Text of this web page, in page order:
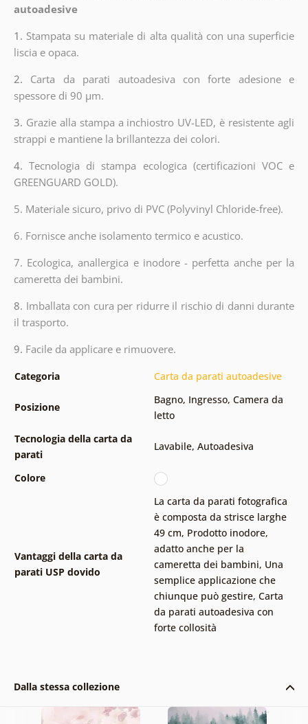
autoadesive
1. Stampata su materiale di alta qualità con una superficie
liscia e opaca.
2. Carta da parati autoadesiva con forte adesione e
spessore di 90 µm.
3. Grazie alla stampa a inchiostro UV-LED, è resistente agli
strappi e mantiene la brillantezza dei colori.
4.Tecnologia di stampa ecologica (certificazioni VOC e
GREENGUARD GOLD).
5. Materiale sicuro, privo di PVC (Polyvinyl Chloride-free).
6. Fornisce anche isolamento termico e acustico.
7. Ecologica, anallergica e inodore - perfetta anche per la
cameretta dei bambini.
8. Imballata con cura per ridurre il rischio di danni durante
il trasporto.
9. Facile da applicare e rimuovere.
Categoria Carta da parati autoadesive
Posizione
Bagno, Ingresso, Camera da
letto
Tecnologia della carta da
parati
Lavabile, Autoadesiva
Colore
Vantaggi della carta da
parati USP dovido
La carta da parati fotografica
è composta da strisce larghe
49 cm, Prodotto inodore,
adatto anche per la
cameretta dei bambini, Una
semplice applicazione che
chiunque può gestire, Carta
da parati autoadesiva con
forte collosità
Dalla stessa collezione